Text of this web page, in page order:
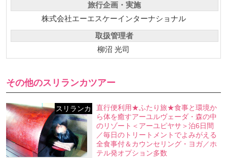
旅行企画・実施
株式会社エーエスケーインターナショナル
取扱管理者
柳沼 光司
その他のスリランカツアー
スリランカ
直行便利用★ふたり旅★食事と環境か
ら体を癒すアーユルヴェーダ・森の中
のリゾート＜アーユピヤサ＞泊6日間
／毎日のトリートメントでよみがえる
全食事付＆カウンセリング・ヨガ／ホ